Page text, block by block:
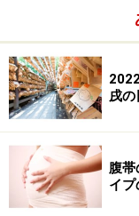
戌
腹
イプ